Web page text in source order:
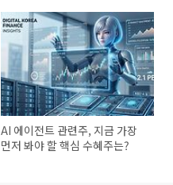
AI 에이전트 관련주, 지금 가장
먼저 봐야 할 핵심 수혜주는?